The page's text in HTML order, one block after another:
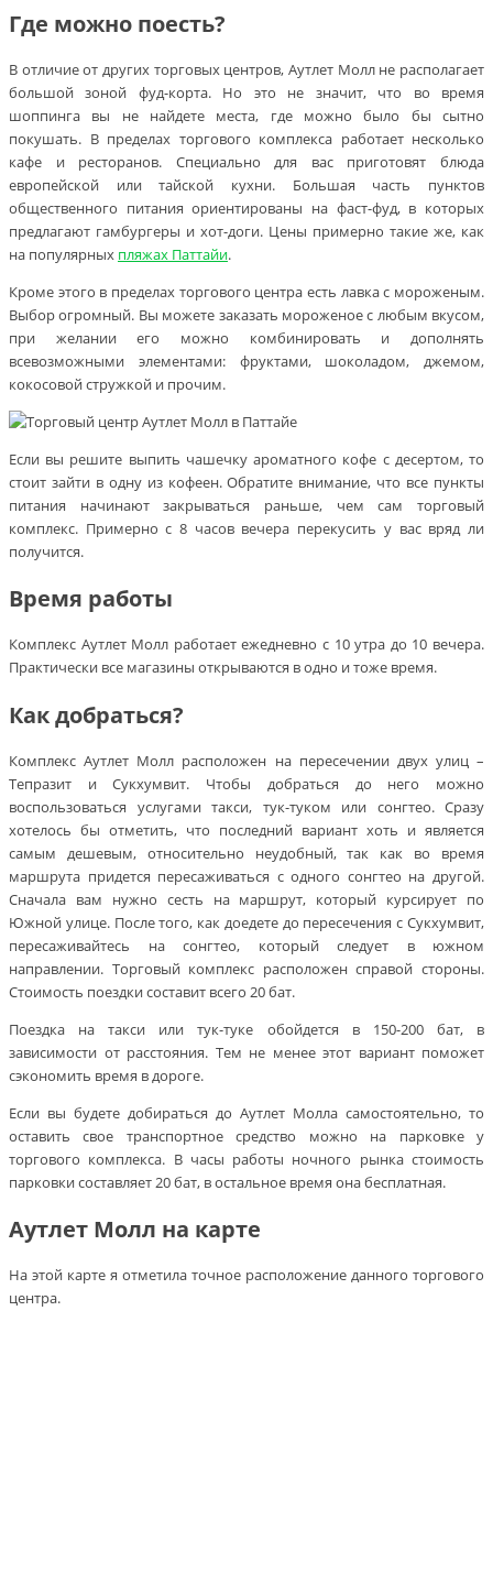
Где можно поесть?
В отличие от других торговых центров, Аутлет Молл не располагает
большой зоной фуд-корта. Но это не значит, что во время
шоппинга вы не найдете места, где можно было бы сытно
покушать. В пределах торгового комплекса работает несколько
кафе и ресторанов. Специально для вас приготовят блюда
европейской или тайской кухни. Большая часть пунктов
общественного питания ориентированы на фаст-фуд, в которых
предлагают гамбургеры и хот-доги. Цены примерно такие же, как
на популярных пляжах Паттайи.
Кроме этого в пределах торгового центра есть лавка с мороженым.
Выбор огромный. Вы можете заказать мороженое с любым вкусом,
при желании его можно комбинировать и дополнять
всевозможными элементами: фруктами, шоколадом, джемом,
кокосовой стружкой и прочим.
Если вы решите выпить чашечку ароматного кофе с десертом, то
стоит зайти в одну из кофеен. Обратите внимание, что все пункты
питания начинают закрываться раньше, чем сам торговый
комплекс. Примерно с 8 часов вечера перекусить у вас вряд ли
получится.
Время работы
Комплекс Аутлет Молл работает ежедневно с 10 утра до 10 вечера.
Практически все магазины открываются в одно и тоже время.
Как добраться?
Комплекс Аутлет Молл расположен на пересечении двух улиц –
Тепразит и Сукхумвит. Чтобы добраться до него можно
воспользоваться услугами такси, тук-туком или сонгтео. Сразу
хотелось бы отметить, что последний вариант хоть и является
самым дешевым, относительно неудобный, так как во время
маршрута придется пересаживаться с одного сонгтео на другой.
Сначала вам нужно сесть на маршрут, который курсирует по
Южной улице. После того, как доедете до пересечения с Сукхумвит,
пересаживайтесь на сонгтео, который следует в южном
направлении. Торговый комплекс расположен справой стороны.
Стоимость поездки составит всего 20 бат.
Поездка на такси или тук-туке обойдется в 150-200 бат, в
зависимости от расстояния. Тем не менее этот вариант поможет
сэкономить время в дороге.
Если вы будете добираться до Аутлет Молла самостоятельно, то
оставить свое транспортное средство можно на парковке у
торгового комплекса. В часы работы ночного рынка стоимость
парковки составляет 20 бат, в остальное время она бесплатная.
Аутлет Молл на карте
На этой карте я отметила точное расположение данного торгового
центра.